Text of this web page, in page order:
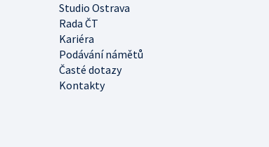
Studio Ostrava
Rada ČT
Kariéra
Podávání námětů
Časté dotazy
Kontakty